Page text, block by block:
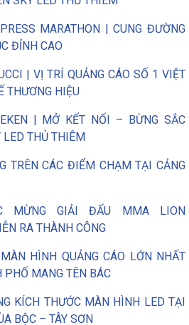
MARATHON | CUNG ĐƯỜNG
ĐỈNH CAO
| VỊ TRÍ QUẢNG CÁO SỐ 1 VIỆT
THƯƠNG HIỆU
| MỞ KẾT NỐI – BỪNG SẮC
LED THỦ THIÊM
TRÊN CÁC ĐIỂM CHẠM TẠI CẢNG
MỪNG GIẢI ĐẤU MMA LION
RA THÀNH CÔNG
HÌNH QUẢNG CÁO LỚN NHẤT
MANG TÊN BÁC
KÍCH THƯỚC MÀN HÌNH LED TẠI
BỘC – TÂY SƠN